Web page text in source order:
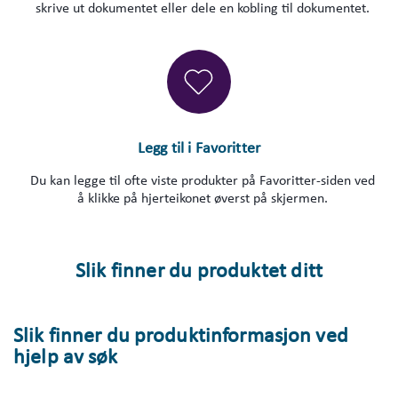
skrive ut dokumentet eller dele en kobling til dokumentet.
Legg til i Favoritter
Du kan legge til ofte viste produkter på Favoritter-siden ved
å klikke på hjerteikonet øverst på skjermen.
Slik finner du produktet ditt
Slik finner du produktinformasjon ved
hjelp av søk